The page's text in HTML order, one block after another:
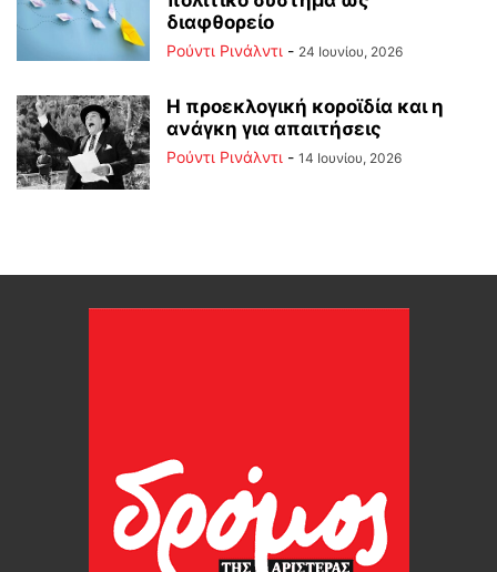
διαφθορείο
Ρούντι Ρινάλντι - 24 Ιουνίου, 2026
Η προεκλογική κοροϊδία και η
ανάγκη για απαιτήσεις
Ρούντι Ρινάλντι - 14 Ιουνίου, 2026